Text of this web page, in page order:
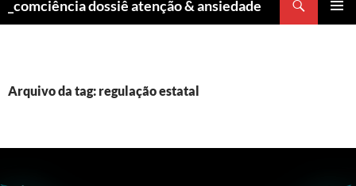
_comciência dossiê atenção & ansiedade
Arquivo da tag: regulação estatal